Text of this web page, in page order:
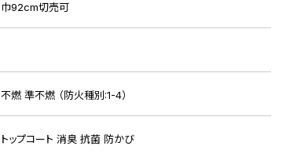
巾92cm切売可
不燃 準不燃 （防火種別:1-4）
トップコート 消臭 抗菌 防かび